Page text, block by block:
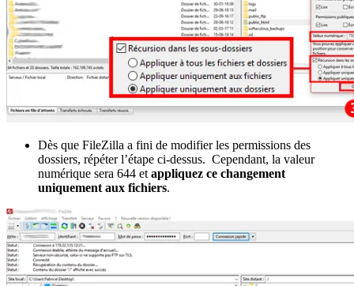
Dès que FileZilla a fini de modifier les permissions des
dossiers, répéter l’étape ci-dessus. Cependant, la valeur
numérique sera 644 et appliquez ce changement
uniquement aux fichiers.